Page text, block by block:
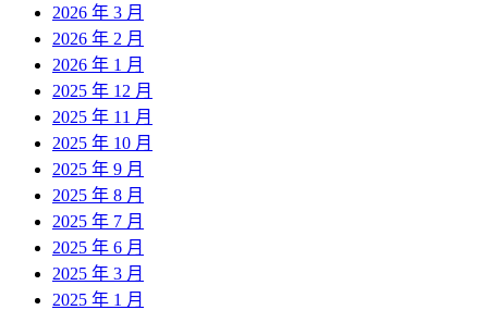
2026 年 3 月
2026 年 2 月
2026 年 1 月
2025 年 12 月
2025 年 11 月
2025 年 10 月
2025 年 9 月
2025 年 8 月
2025 年 7 月
2025 年 6 月
2025 年 3 月
2025 年 1 月